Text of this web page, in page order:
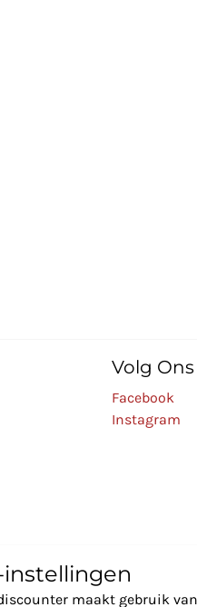
Volg Ons
Facebook
Instagram
instellingen
maakt gebruik